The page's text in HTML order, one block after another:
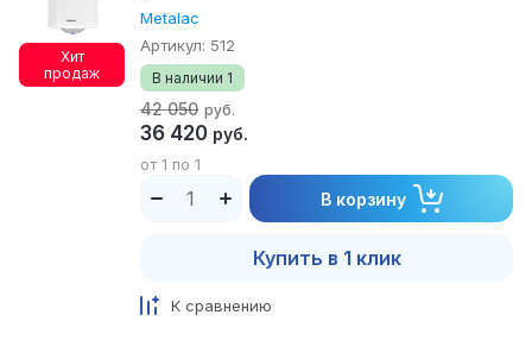
Хит
продаж
Metalac
Артикул: 512
В наличии 1
42 050 руб.
36 420 руб.
от 1 по 1
В корзину
Купить в 1 клик
К сравнению